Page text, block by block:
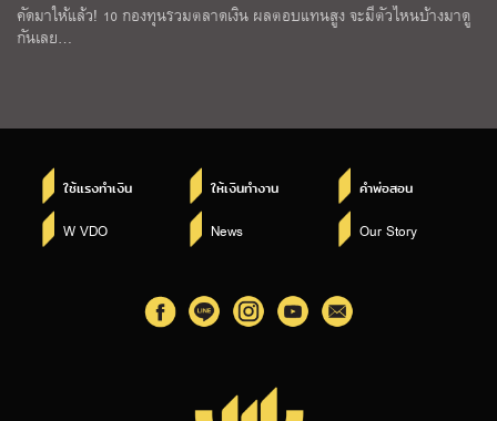
คัดมาให้แล้ว! 10 กองทุนรวมตลาดเงิน ผลตอบแทนสูง จะมีตัวไหนบ้างมาดู
กันเลย…
ใช้แรงทำเงิน ให้เงินทำงาน คำพ่อสอน
W VDO News Our Story